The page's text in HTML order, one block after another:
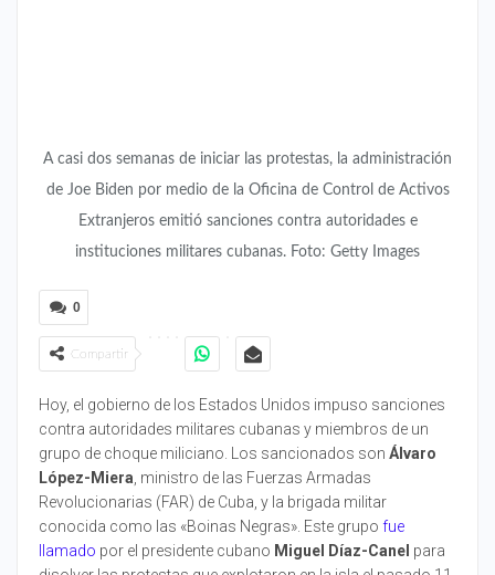
A casi dos semanas de iniciar las protestas, la administración
de Joe Biden por medio de la Oficina de Control de Activos
Extranjeros emitió sanciones contra autoridades e
instituciones militares cubanas. Foto: Getty Images
0
Compartir
Hoy, el gobierno de los Estados Unidos impuso sanciones
contra autoridades militares cubanas y miembros de un
grupo de choque miliciano. Los sancionados son Álvaro
López-Miera , ministro de las Fuerzas Armadas
Revolucionarias (FAR) de Cuba, y la brigada militar
conocida como las «Boinas Negras». Este grupo fue
llamado por el presidente cubano Miguel Díaz-Canel para